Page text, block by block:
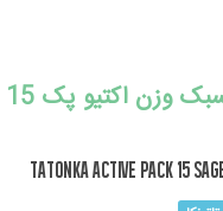
TATONKA Active Pack 15